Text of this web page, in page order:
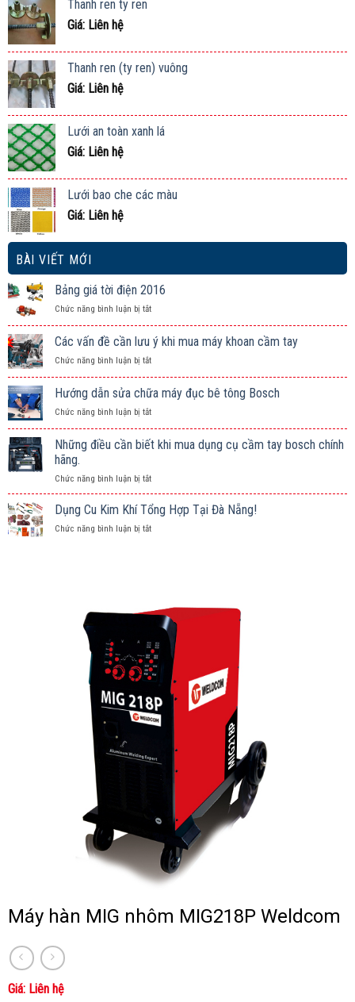
Thanh ren ty ren
Giá: Liên hệ
Thanh ren (ty ren) vuông
Giá: Liên hệ
Lưới an toàn xanh lá
Giá: Liên hệ
Lưới bao che các màu
Giá: Liên hệ
BÀI VIẾT MỚI
Bảng giá tời điện 2016
Chức năng bình luận bị tắtở
giá
tời
điện
2016
Các vấn đề cần lưu ý khi mua máy khoan cầm tay
Chức năng bình luận bị tắtở
vấn
đề
cần
lưu
ý
máy
khoan
cầm
Hướng dẫn sửa chữa máy đục bê tông Bosch
Chức năng bình luận bị tắtở
dẫn
sửa
máy
đục
bê
tông
Bosch
Những điều cần biết khi mua dụng cụ cầm tay bosch chính
hãng.
Chức năng bình luận bị tắtở
Những
điều
cần
biết
tay
bosch
chính
hãng.
Dụng Cu Kim Khí Tổng Hợp Tại Đà Nẵng!
Chức năng bình luận bị tắtở
Hợp
Nẵng!
Máy hàn MIG nhôm MIG218P Weldcom
Giá: Liên hệ